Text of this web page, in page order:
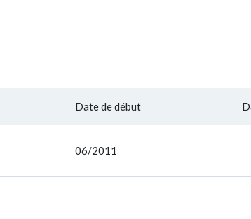
Date de début
06/2011